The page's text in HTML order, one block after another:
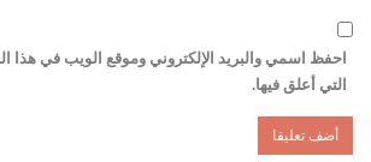
احفظ اسمي والبريد الإلكتروني وموقع الويب في هذا
التي أعلق فيها.